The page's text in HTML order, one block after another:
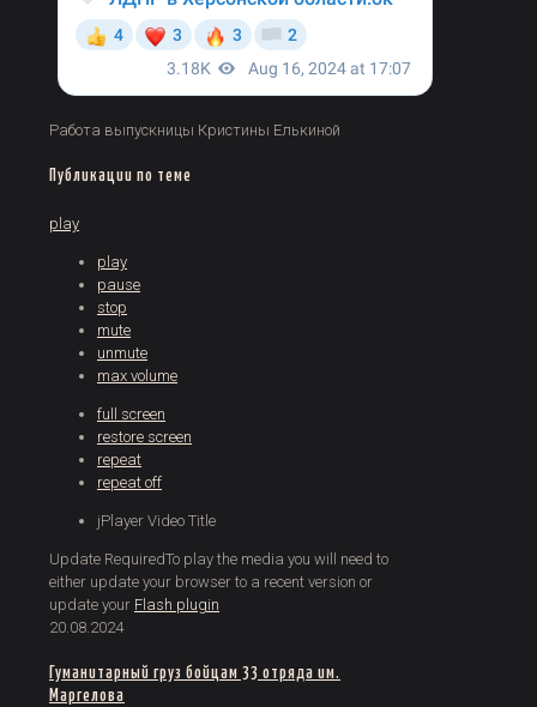
Работа выпускницы Кристины Елькиной
Публикации по теме
play
play
pause
stop
mute
unmute
max volume
full screen
restore screen
repeat
repeat off
jPlayer Video Title
Update RequiredTo play the media you will need to
either update your browser to a recent version or
update your Flash plugin
20.08.2024
Гуманитарный груз бойцам 33 отряда им.
Маргелова